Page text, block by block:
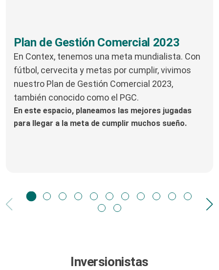
Plan de Gestión Comercial 2023
En Contex, tenemos una meta mundialista. Con
fútbol, cervecita y metas por cumplir, vivimos
nuestro Plan de Gestión Comercial 2023,
también conocido como el PGC.
En este espacio, planeamos las mejores jugadas
para llegar a la meta de cumplir muchos sueño.
Inversionistas